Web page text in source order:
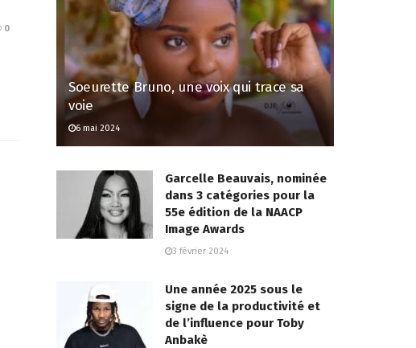
0
Soeurette Bruno, une voix qui trace sa
voie
6 mai 2024
Garcelle Beauvais, nominée
dans 3 catégories pour la
55e édition de la NAACP
Image Awards
3 février 2024
Une année 2025 sous le
signe de la productivité et
de l’influence pour Toby
Anbakè